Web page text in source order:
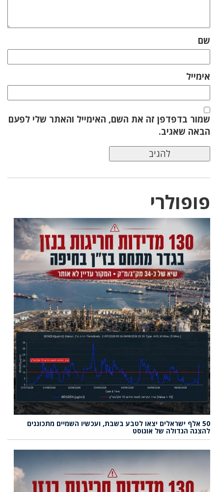
שם
אימייל
שמור בדפדפן זה את השם, האימייל והאתר שלי לפעם
הבאה שאגיב.
פופולרי
50 אלף ישראלים יצאו לטבע בשבת, ועכשיו השמיים מתכוננים
להצגה הגדולה של אוגוסט